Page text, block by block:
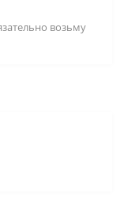
возьму